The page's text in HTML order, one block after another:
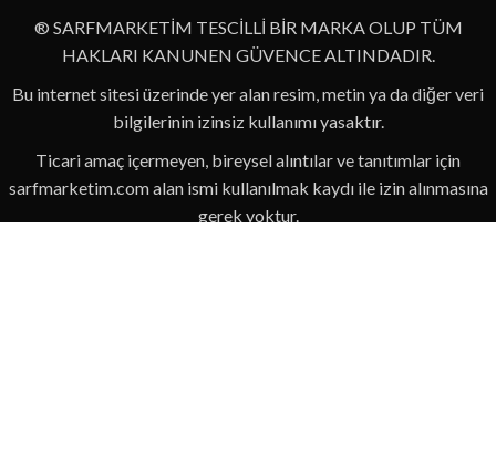
® SARFMARKETİM TESCİLLİ BİR MARKA OLUP TÜM
HAKLARI KANUNEN GÜVENCE ALTINDADIR.
Bu internet sitesi üzerinde yer alan resim, metin ya da diğer veri
bilgilerinin izinsiz kullanımı yasaktır.
Ticari amaç içermeyen, bireysel alıntılar ve tanıtımlar için
sarfmarketim.com alan ismi kullanılmak kaydı ile izin alınmasına
gerek yoktur.